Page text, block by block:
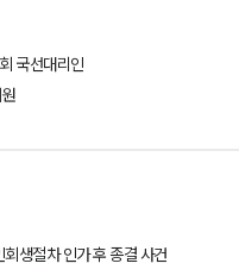
국선대리인
생절차 인가 후 종결 사건